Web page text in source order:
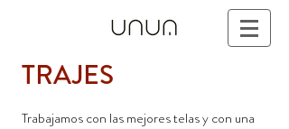
TRAJES
Trabajamos con las mejores telas y con una